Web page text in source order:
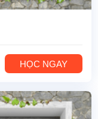
HỌC NGAY